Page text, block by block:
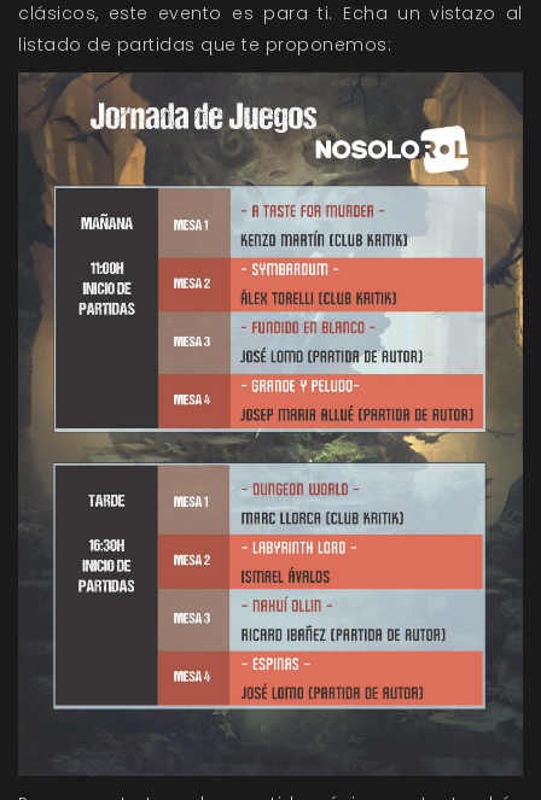
clásicos, este evento es para ti. Echa un vistazo al
listado de partidas que te proponemos: